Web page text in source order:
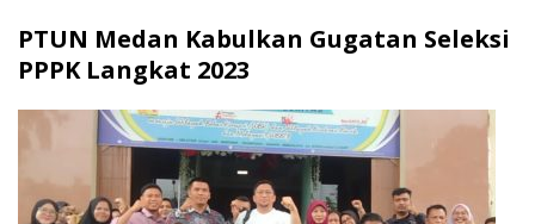
PTUN Medan Kabulkan Gugatan Seleksi
PPPK Langkat 2023